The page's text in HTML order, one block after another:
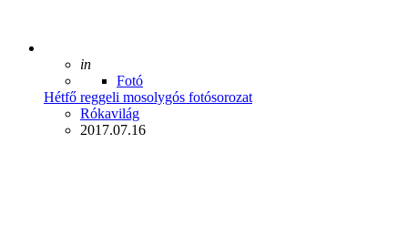
Posted
in
Fotó
Hétfő reggeli mosolygós fotósorozat
Posted
Rókavilág
2017.07.16